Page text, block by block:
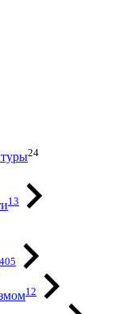
24
13
405
12